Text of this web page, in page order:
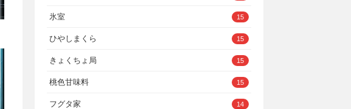
氷室 15
ひやしまくら 15
きょくちょ局 15
桃色甘味料 15
フグタ家 14